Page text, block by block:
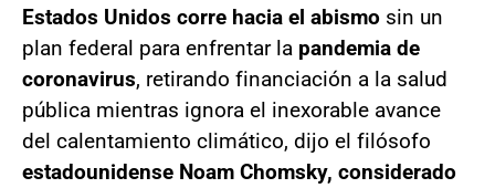
Estados Unidos corre hacia el abismo sin un
plan federal para enfrentar la pandemia de
coronavirus, retirando financiación a la salud
pública mientras ignora el inexorable avance
del calentamiento climático, dijo el filósofo
estadounidense Noam Chomsky, considerado